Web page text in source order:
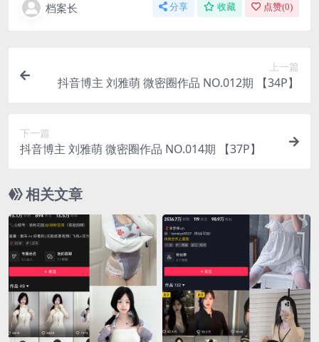
档案长 分享 收藏 点赞(0)
上一篇
抖音博主 刘雅萌 微密圈作品 NO.012期 【34P】
下一篇
抖音博主 刘雅萌 微密圈作品 NO.014期 【37P】
相关文章